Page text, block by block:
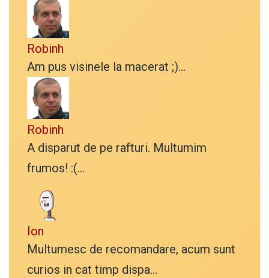
Robinh
Am pus visinele la macerat ;)...
Robinh
A disparut de pe rafturi. Multumim
frumos! :(...
Ion
Multumesc de recomandare, acum sunt
curios in cat timp dispa...